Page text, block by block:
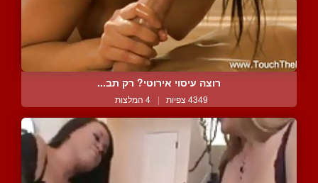
רוצה עיסוי אירוטי? רק תב...
4349 צפיות | 4 המלצות